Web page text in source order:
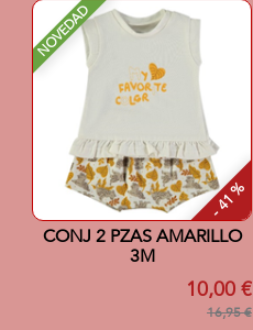
NOVEDAD
- 41 %
CONJ 2 PZAS AMARILLO
3M
10,00 €
16,95 €